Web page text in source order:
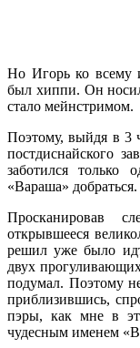
Но Игорь ко всему
был хиппи. Он носил
стало мейнстримом.
Поэтому, выйдя в 3
постдиснайского
заботился только
«Вараша» добраться.
Просканировав
открывшееся
решил уже было
двух
подумал. Поэтому
приблизившись,
пэры, как мне в
чудесным именем